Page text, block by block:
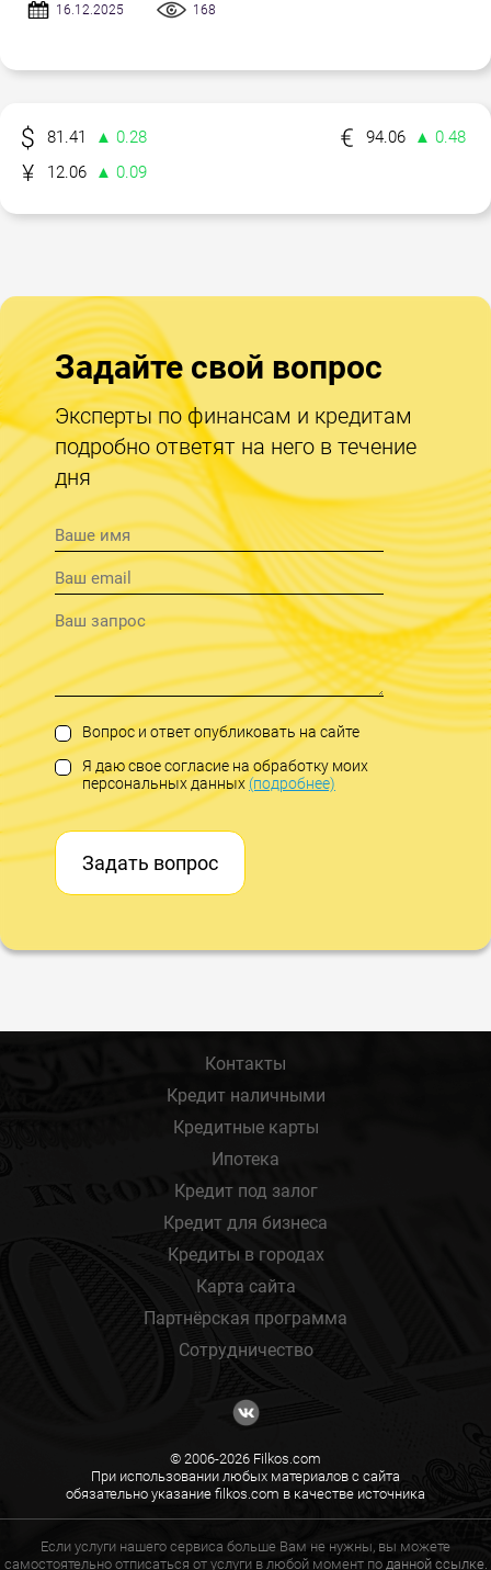
16.12.2025 168
81.41 ▲ 0.28 94.06
▲ 0.48
12.06
▲ 0.09
Задайте свой вопрос
Эксперты по финансам и кредитам
подробно ответят на него в течение
дня
Вопрос и ответ опубликовать на сайте
Я даю свое согласие на обработку моих
персональных данных(подробнее)
Задать вопрос
Контакты
Кредит наличными
Кредитные карты
Ипотека
Кредит под залог
Кредит для бизнеса
Кредиты в городах
Карта сайта
Партнёрская программа
Сотрудничество
© 2006-2026 Filkos.com
При использовании любых материалов с сайта
обязательно указание filkos.com в качестве источника
Если услуги нашего сервиса больше Вам не нужны, вы можете
самостоятельно отписаться от услуги в любой момент по данной ссылке.